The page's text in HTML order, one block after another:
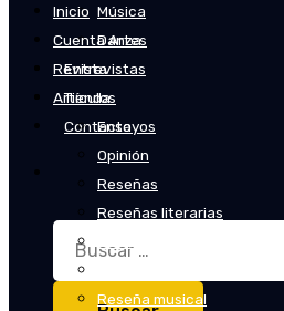
Música
Danza
Entrevistas
Tienda
Contacto
Buscar:
Inicio
Cuenta Artes
Revista
Artículos
Ensayos
Opinión
Reseñas
Reseñas literarias
Reseña musical